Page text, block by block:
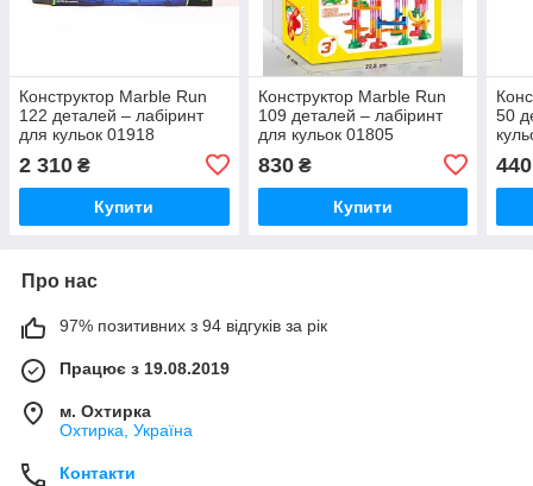
Конструктор Marble Run
122 деталей – лабіринт
для кульок 01918
2 310 ₴
Купити
Конструктор Marble Run
109 деталей – лабіринт
для кульок 01805
830₴
Купити
50
440
Про нас
97% позитивних з 94 відгуків за рік
Працює з 19.08.2019
м. Охтирка
Охтирка, Україна
Контакти